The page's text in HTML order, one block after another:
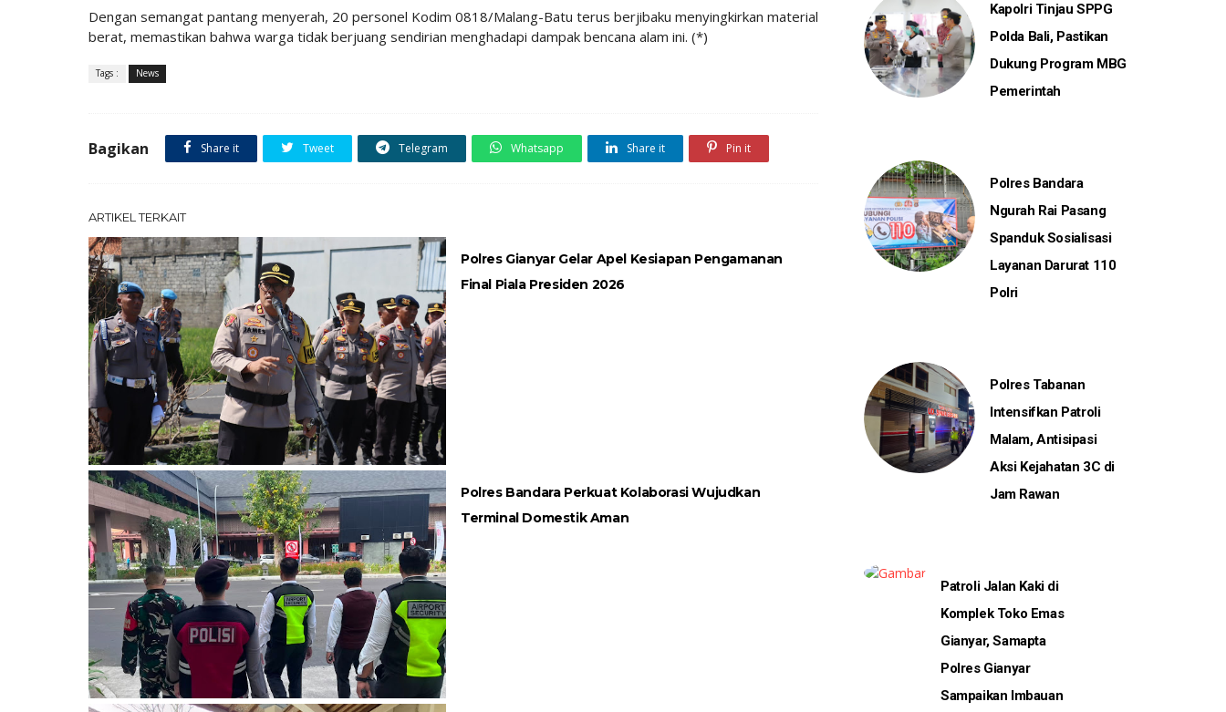
Dengan semangat pantang menyerah, 20 personel Kodim 0818/Malang-Batu terus berjibaku menyingkirkan material
berat, memastikan bahwa warga tidak berjuang sendirian menghadapi dampak bencana alam ini. (*)
Tags : News
Bagikan Share it Tweet Telegram Whatsapp Share it Pin it
ARTIKEL TERKAIT
Polres Gianyar Gelar Apel Kesiapan Pengamanan
Final Piala Presiden 2026
Polres Bandara Perkuat Kolaborasi Wujudkan
Terminal Domestik Aman
Kapolri Tinjau SPPG
Polda Bali, Pastikan
Dukung Program MBG
Pemerintah
Polres Bandara
Ngurah Rai Pasang
Spanduk Sosialisasi
Layanan Darurat 110
Polri
Polres Tabanan
Intensifkan Patroli
Malam, Antisipasi
Aksi Kejahatan 3C di
Jam Rawan
Patroli Jalan Kaki di
Komplek Toko Emas
Gianyar, Samapta
Polres Gianyar
Sampaikan Imbauan